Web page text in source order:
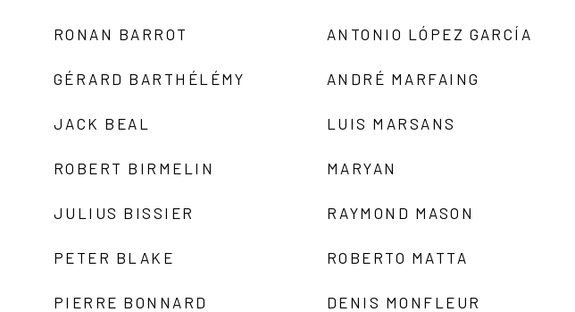
RONAN BARROT
GÉRARD BARTHÉLÉMY
JACK BEAL
ROBERT BIRMELIN
JULIUS BISSIER
PETER BLAKE
PIERRE BONNARD
ANTONIO LÓPEZ GARCÍA
ANDRÉ MARFAING
LUIS MARSANS
MARYAN
RAYMOND MASON
ROBERTO MATTA
DENIS MONFLEUR